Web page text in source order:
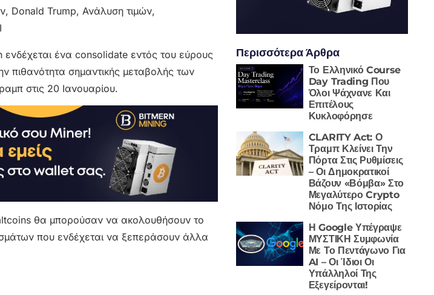
ένα consolidate εντός του εύρους
πιθανότητα σημαντικής μεταβολής των
στις 20 Ιανουαρίου.
θα μπορούσαν να ακολουθήσουν το
που ενδέχεται να ξεπεράσουν άλλα
Περισσότερα Άρθρα
Το Ελληνικό Course
Day Trading Που
Όλοι Ψάχνανε Και
Επιτέλους
Κυκλοφόρησε
CLARITY Act: Ο
Τραμπ Κλείνει Την
Πόρτα Στις Ρυθμίσεις
– Οι Δημοκρατικοί
Βάζουν «Βόμβα» Στο
Μεγαλύτερο Crypto
Νόμο Της Ιστορίας
Η Google Υπέγραψε
ΜΥΣΤΙΚΗ Συμφωνία
Με Το Πεντάγωνο Για
AI – Οι Ίδιοι Οι
Υπάλληλοί Της
Εξεγείρονται!